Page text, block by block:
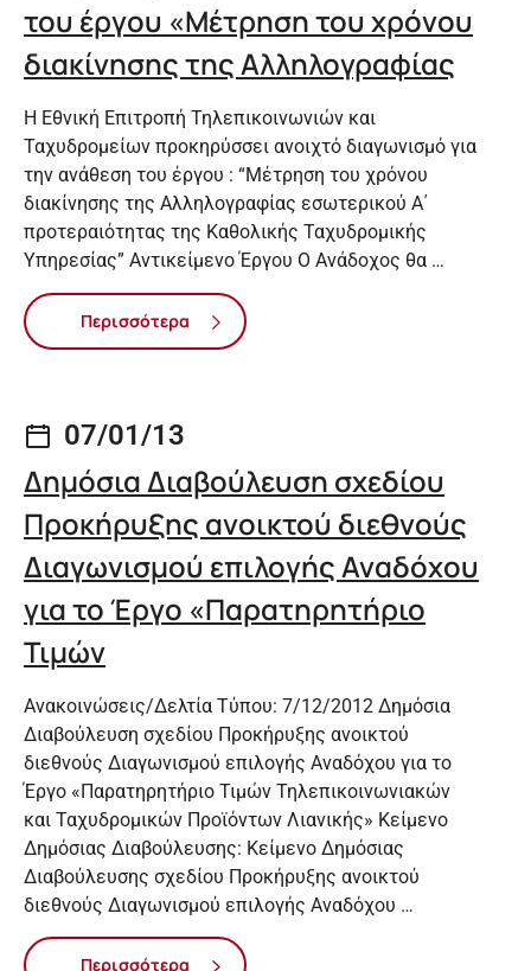
του έργου «Μέτρηση του χρόνου
διακίνησης της Αλληλογραφίας
Η Εθνική Επιτροπή Τηλεπικοινωνιών και
Ταχυδρομείων προκηρύσσει ανοιχτό διαγωνισμό για
την ανάθεση του έργου : “Μέτρηση του χρόνου
διακίνησης της Αλληλογραφίας εσωτερικού Α΄
προτεραιότητας της Καθολικής Ταχυδρομικής
Υπηρεσίας” Αντικείμενο Έργου Ο Ανάδοχος θα …
Περισσότερα
07/01/13
Δημόσια Διαβούλευση σχεδίου
Προκήρυξης ανοικτού διεθνούς
Διαγωνισμού επιλογής Αναδόχου
για το Έργο «Παρατηρητήριο
Τιμών
Ανακοινώσεις/Δελτία Τύπου: 7/12/2012 Δημόσια
Διαβούλευση σχεδίου Προκήρυξης ανοικτού
διεθνούς Διαγωνισμού επιλογής Αναδόχου για το
Έργο «Παρατηρητήριο Τιμών Τηλεπικοινωνιακών
και Ταχυδρομικών Προϊόντων Λιανικής» Κείμενο
Δημόσιας Διαβούλευσης: Κείμενο Δημόσιας
Διαβούλευσης σχεδίου Προκήρυξης ανοικτού
διεθνούς Διαγωνισμού επιλογής Αναδόχου …
Περισσότερα